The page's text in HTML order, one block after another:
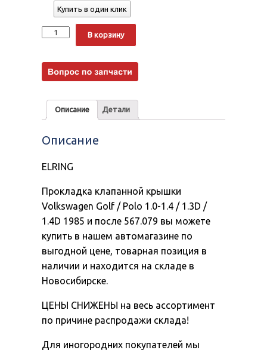
Купить в один клик
Количество
В корзину
Описание Детали
Описание
ELRING
Прокладка клапанной крышки
Volkswagen Golf / Polo 1.0-1.4 / 1.3D /
1.4D 1985 и после 567.079 вы можете
купить в нашем автомагазине по
выгодной цене, товарная позиция в
наличии и находится на складе в
Новосибирске.
ЦЕНЫ СНИЖЕНЫ на весь ассортимент
по причине распродажи склада!
Для иногородних покупателей мы